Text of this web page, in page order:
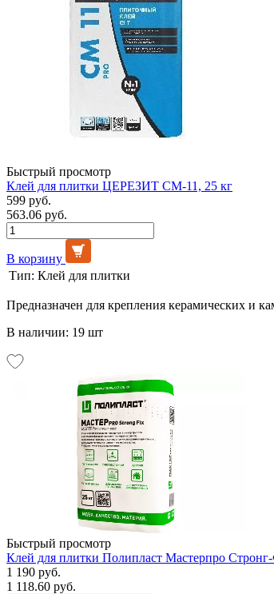
Быстрый просмотр
Клей для плитки ЦЕРЕЗИТ СМ-11, 25 кг
599 руб.
563.06 руб.
В корзину
Тип: Клей для плитки
Предназначен для крепления керамических и
В наличии: 19 шт
Быстрый просмотр
Клей для плитки Полипласт Мастерпро
1 190 руб.
1 118.60 руб.